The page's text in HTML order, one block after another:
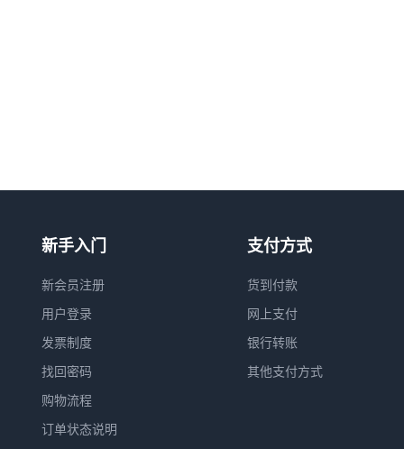
新手入门
新会员注册
用户登录
发票制度
找回密码
购物流程
订单状态说明
支付方式
货到付款
网上支付
银行转账
其他支付方式